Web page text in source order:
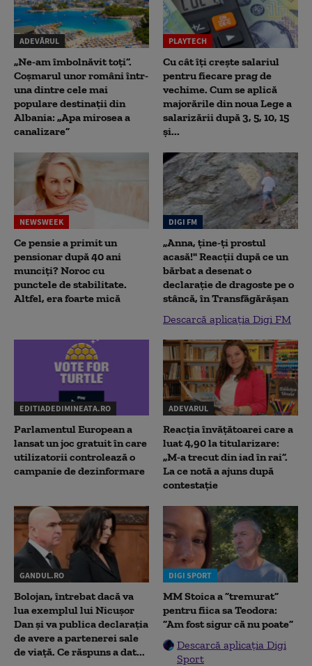
ADEVĂRUL
„Ne-am îmbolnăvit toți”.
Coșmarul unor români într-
una dintre cele mai
populare destinații din
Albania: „Apa mirosea a
canalizare”
PLAYTECH
Cu cât îți crește salariul
pentru fiecare prag de
vechime. Cum se aplică
majorările din noua Lege a
salarizării după 3, 5, 10, 15
și...
NEWSWEEK
Ce pensie a primit un
pensionar după 40 ani
munciți? Noroc cu
punctele de stabilitate.
Altfel, era foarte mică
DIGI FM
„Anna, ţine-ţi prostul
acasă!" Reacţii după ce un
bărbat a desenat o
declaraţie de dragoste pe o
stâncă, în Transfăgărăşan
Descarcă aplicația Digi FM
EDITIADEDIMINEATA.RO
Parlamentul European a
lansat un joc gratuit în care
utilizatorii controlează o
campanie de dezinformare
ADEVARUL
Reacția învățătoarei care a
luat 4,90 la titularizare:
„M-a trecut din iad în rai”.
La ce notă a ajuns după
contestație
GANDUL.RO
Bolojan, întrebat dacă va
lua exemplul lui Nicușor
Dan și va publica declarația
de avere a partenerei sale
de viață. Ce răspuns a dat...
DIGI SPORT
MM Stoica a ”tremurat”
pentru fiica sa Teodora:
”Am fost sigur că nu poate”
Descarcă aplicația Digi
Sport